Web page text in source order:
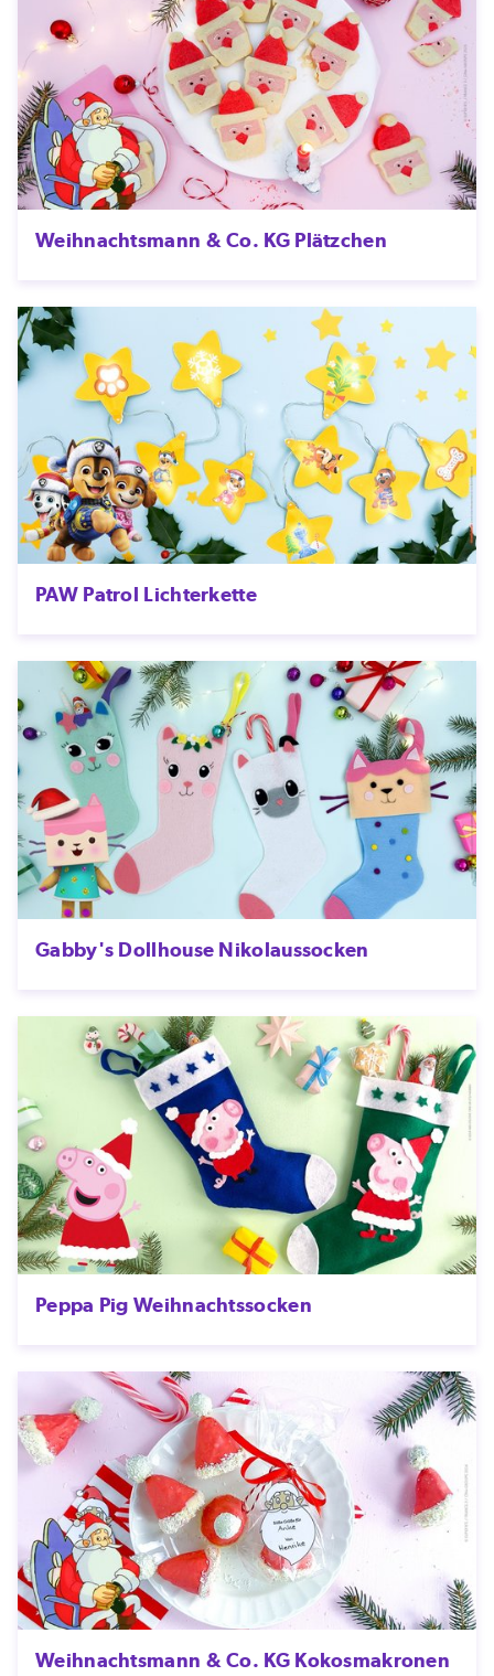
Weihnachtsmann & Co. KG Plätzchen
PAW Patrol Lichterkette
Gabby's Dollhouse Nikolaussocken
Peppa Pig Weihnachtssocken
Weihnachtsmann & Co. KG Kokosmakronen